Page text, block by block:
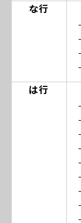
な行
は行